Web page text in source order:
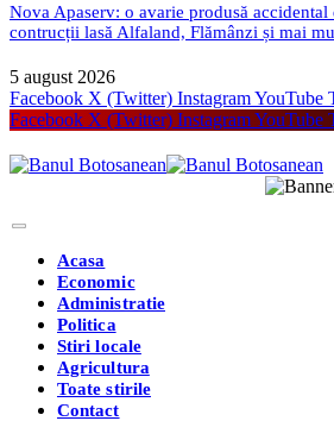
Nova Apaserv: o avarie produsă accidental
contrucții lasă Alfaland, Flămânzi și mai
5 august 2026
Facebook X (Twitter) InstagramYouTube
Facebook X (Twitter) InstagramYouTube
Acasa
Economic
Administratie
Politica
Stiri locale
Agricultura
Toate stirile
Contact